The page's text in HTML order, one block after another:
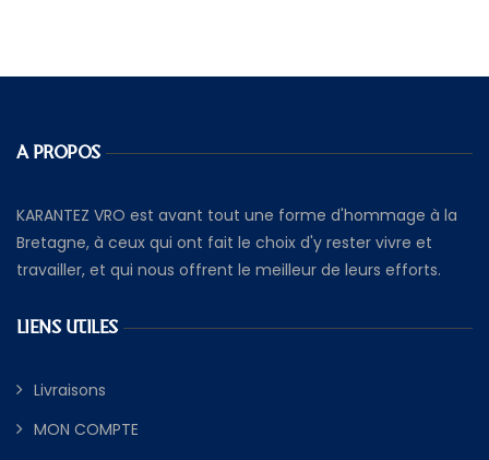
A PROPOS
KARANTEZ VRO est avant tout une forme d'hommage à la
Bretagne, à ceux qui ont fait le choix d'y rester vivre et
travailler, et qui nous offrent le meilleur de leurs efforts.
LIENS UTILES
Livraisons
MON COMPTE